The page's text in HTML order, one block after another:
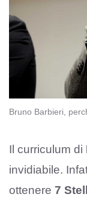
Bruno Barbieri,
Il curriculum di
invidiabile.
ottenere 7